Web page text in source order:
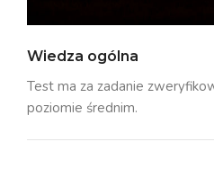
Wiedza ogólna
Test ma za zadanie
poziomie średnim.